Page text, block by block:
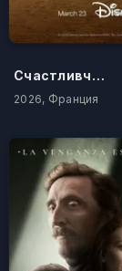
Счастливчик Люк
2026, Франция